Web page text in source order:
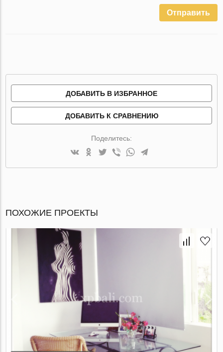
Отправить
ДОБАВИТЬ В ИЗБРАННОЕ
ДОБАВИТЬ К СРАВНЕНИЮ
Поделитесь:
ПОХОЖИЕ ПРОЕКТЫ